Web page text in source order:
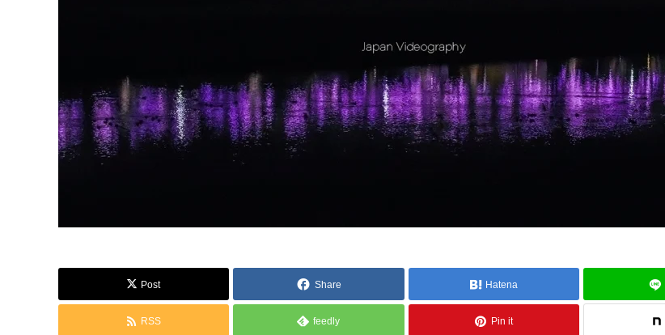
Post Share Hatena
RSS feedly Pin it